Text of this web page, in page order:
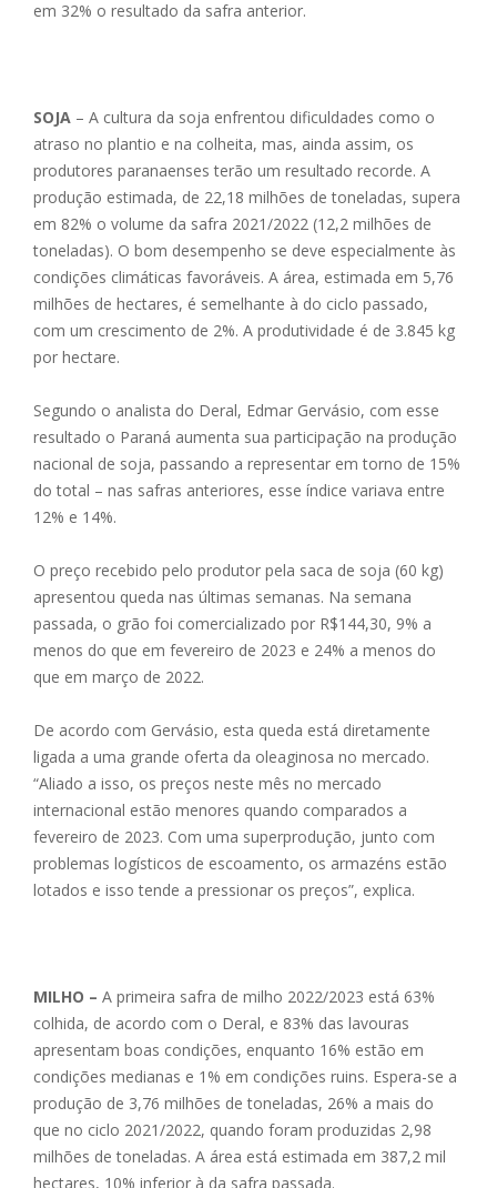
em 32% o resultado da safra anterior.
SOJA – A cultura da soja enfrentou dificuldades como o
atraso no plantio e na colheita, mas, ainda assim, os
produtores paranaenses terão um resultado recorde. A
produção estimada, de 22,18 milhões de toneladas, supera
em 82% o volume da safra 2021/2022 (12,2 milhões de
toneladas). O bom desempenho se deve especialmente às
condições climáticas favoráveis. A área, estimada em 5,76
milhões de hectares, é semelhante à do ciclo passado,
com um crescimento de 2%. A produtividade é de 3.845 kg
por hectare.
Segundo o analista do Deral, Edmar Gervásio, com esse
resultado o Paraná aumenta sua participação na produção
nacional de soja, passando a representar em torno de 15%
do total – nas safras anteriores, esse índice variava entre
12% e 14%.
O preço recebido pelo produtor pela saca de soja (60 kg)
apresentou queda nas últimas semanas. Na semana
passada, o grão foi comercializado por R$144,30, 9% a
menos do que em fevereiro de 2023 e 24% a menos do
que em março de 2022.
De acordo com Gervásio, esta queda está diretamente
ligada a uma grande oferta da oleaginosa no mercado.
“Aliado a isso, os preços neste mês no mercado
internacional estão menores quando comparados a
fevereiro de 2023. Com uma superprodução, junto com
problemas logísticos de escoamento, os armazéns estão
lotados e isso tende a pressionar os preços”, explica.
MILHO – A primeira safra de milho 2022/2023 está 63%
colhida, de acordo com o Deral, e 83% das lavouras
apresentam boas condições, enquanto 16% estão em
condições medianas e 1% em condições ruins. Espera-se a
produção de 3,76 milhões de toneladas, 26% a mais do
que no ciclo 2021/2022, quando foram produzidas 2,98
milhões de toneladas. A área está estimada em 387,2 mil
hectares, 10% inferior à da safra passada.